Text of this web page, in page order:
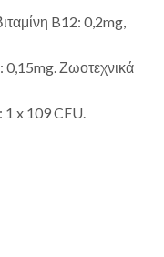
B12: 0,2mg,
0,15mg. Ζωοτεχνικά
x 109 CFU.